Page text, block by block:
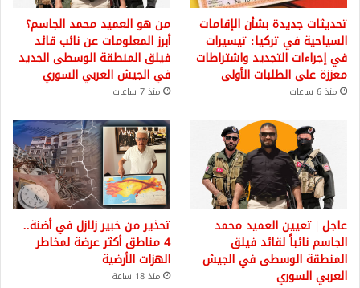
تحديثات جديدة بشأن الإقامات
السياحية في تركيا: تيسيرات
في إجراءات التجديد واشتراطات
معززة على الطلبات الأولى
منذ 6 ساعات
من هو العميد محمد الجاسم؟
أبرز المعلومات عن نائب قائد
فيلق المنطقة الوسطى الجديد
في الجيش العربي السوري
منذ 7 ساعات
عاجل | تعيين العميد محمد
الجاسم نائباً لقائد فيلق
المنطقة الوسطى في الجيش
العربي السوري
تحذير من خبير زلازل في أضنة..
4 مناطق أكثر عرضة لمخاطر
الهزات الأرضية
منذ 18 ساعة